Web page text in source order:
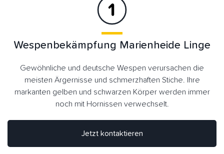
Wespenbekämpfung Marienheide Linge
Gewöhnliche und deutsche Wespen verursachen die
meisten Ärgernisse und schmerzhaften Stiche. Ihre
markanten gelben und schwarzen Körper werden immer
noch mit Hornissen verwechselt.
Jetzt kontaktieren